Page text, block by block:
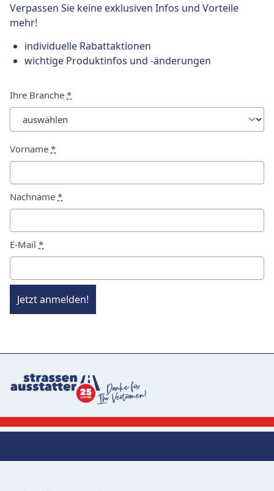
Verpassen Sie keine exklusiven Infos und Vorteile
mehr!
individuelle Rabattaktionen
wichtige Produktinfos und -änderungen
Ihre Branche *
Vorname *
Nachname *
E-Mail *
Jetzt anmelden!